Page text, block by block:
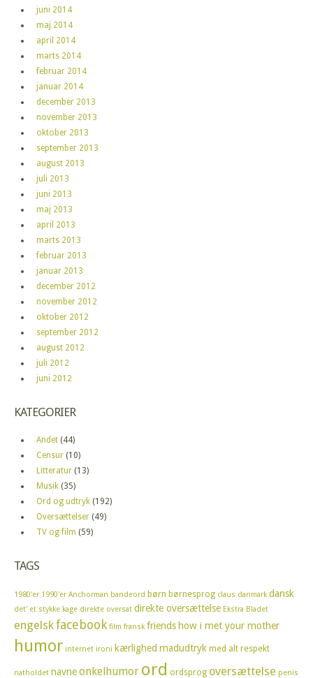
juni 2014
maj 2014
april 2014
marts 2014
februar 2014
januar 2014
december 2013
november 2013
oktober 2013
september 2013
august 2013
juli 2013
juni 2013
maj 2013
april 2013
marts 2013
februar 2013
januar 2013
december 2012
november 2012
oktober 2012
september 2012
august 2012
juli 2012
juni 2012
KATEGORIER
Andet (44)
Censur (10)
Litteratur (13)
Musik (35)
Ord og udtryk (192)
Oversættelser (49)
TV og film (59)
TAGS
1980'er 1990'er Anchorman bandeord børn børnesprog claus danmark dansk
det' et stykke kage direkte oversat direkte oversættelse Ekstra Bladet
engelskfacebook film fransk friends how i met your mother
humor internet ironi kærlighed madudtryk med alt respekt
natholdet navneonkelhumor ord ordsprog oversættelse penis